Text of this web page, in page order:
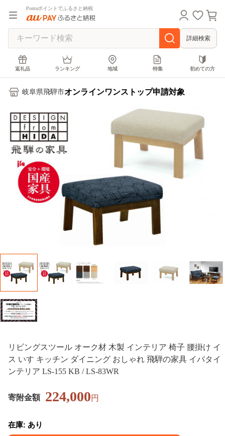
Pontaポイントでふるさと納税
詳細検索
返礼品 ランキング 地域 特集 初めての方
岐阜県飛騨市オンラインワンストップ申請対象
リビングスツール オーク材 木製 インテリア 椅子 腰掛け イ
ス いす キッチン ダイニング おしゃれ 飛騨の家具 イバタイ
ンテリア LS-155 KB / LS-83WR
寄附金額 224,000円
在庫: あり